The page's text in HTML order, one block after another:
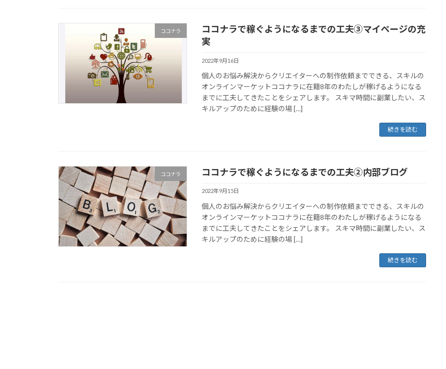
ココナラ
ココナラで稼ぐようになるまでの工夫③マイページの充
実
2022年9月16日
個人のお悩み解決からクリエイターへの制作依頼までできる、スキルの
オンラインマーケットココナラに在籍8年のわたしが稼げるようになる
までに工夫してきたことをシェアします。 スキマ時間に副業したい、ス
キルアップのために経験の場 […]
続きを読む
ココナラ ココナラで稼ぐようになるまでの工夫②内部ブログ
2022年9月15日
個人のお悩み解決からクリエイターへの制作依頼までできる、スキルの
オンラインマーケットココナラに在籍8年のわたしが稼げるようになる
までに工夫してきたことをシェアします。 スキマ時間に副業したい、ス
キルアップのために経験の場 […]
続きを読む